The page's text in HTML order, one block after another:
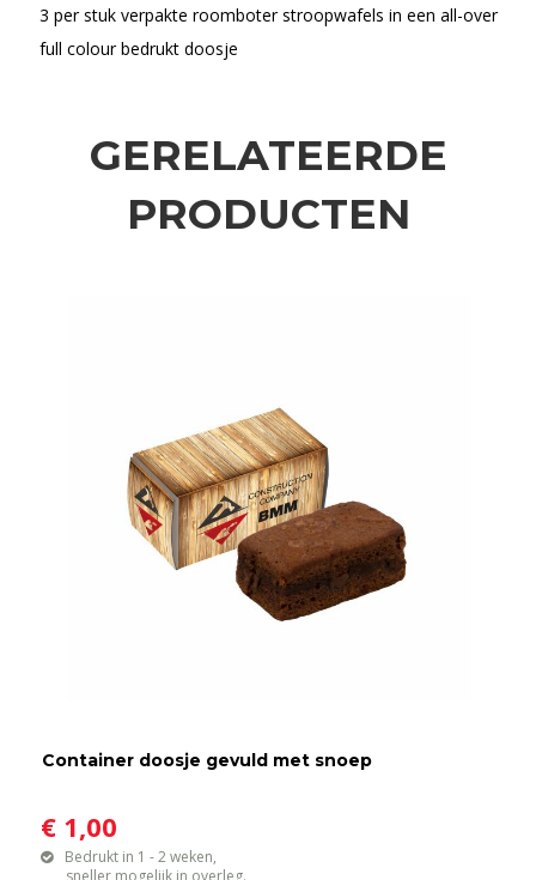
3 per stuk verpakte roomboter stroopwafels in een all-over
full colour bedrukt doosje
GERELATEERDE
PRODUCTEN
Container doosje gevuld met snoep
€ 1,00
Bedrukt in 1 - 2 weken,
sneller mogelijk in overleg.